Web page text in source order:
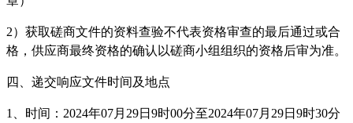
2） 获取磋商文件的资料查验不代表资格审查的最后通过或合
格， 供应商最终资格的确认以磋商小组组织的资格后审为准。
四、递交响应文件时间及地点
1、时间： 2024年07月29日 9时00分至2024年07月29日 9时30分